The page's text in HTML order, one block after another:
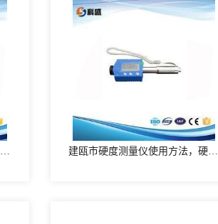
建瓯市硬度测量仪出问题了怎么维修?硬度测量仪维修方法 建瓯市硬度测量仪使用方法，硬度测量仪使用时要注意什么